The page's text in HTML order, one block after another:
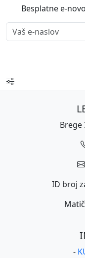
Besplatne e-
Brege
ID broj
-